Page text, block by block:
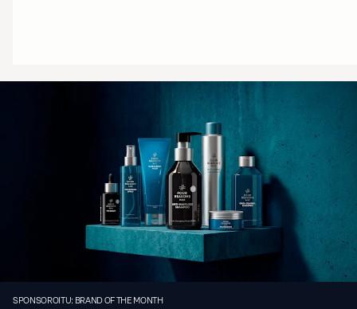
SPONSOROITU: BRAND OF THE MONTH